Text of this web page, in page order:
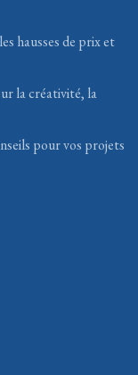
hausses de prix et
la créativité, la
pour vos projets